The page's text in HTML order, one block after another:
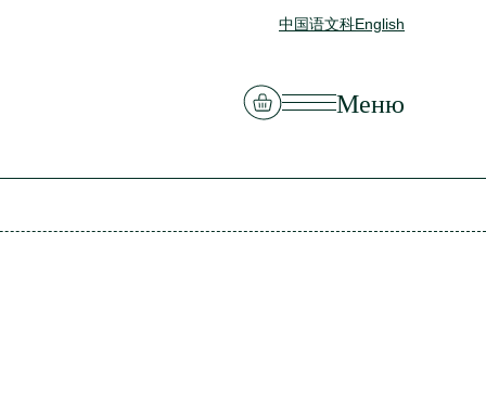
中国语文科English
Смотреть корзину
Меню